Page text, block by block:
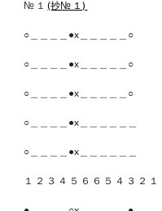
№ １ (抄№ １)
○＿＿＿＿●x＿＿＿＿＿○
○＿＿＿＿●x＿＿＿＿＿○
○＿＿＿＿●x＿＿＿＿＿○
○＿＿＿＿●x＿＿＿＿＿＿
○＿＿＿＿●x＿＿＿＿＿＿
１ ２ ３ ４ ５ ６ ６ ５ ４ ３ ２ １